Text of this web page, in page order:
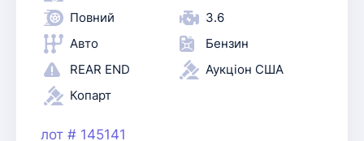
Повний
3.6
Авто
Бензин
REAR END
Аукціон США
Копарт
лот # 145141